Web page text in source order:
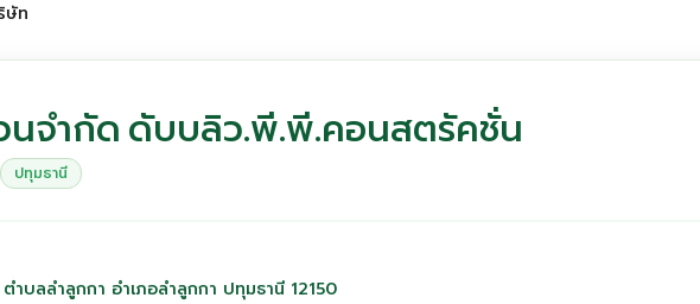
ษัท
นจำกัด ดับบลิว.พี.พี.คอนสตรัคชั่น
ปทุมธานี
บลลำลูกกา อำเภอลำลูกกา ปทุมธานี 12150